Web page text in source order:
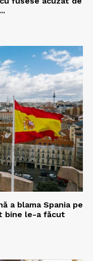
a blama Spania pe
bine le-a făcut